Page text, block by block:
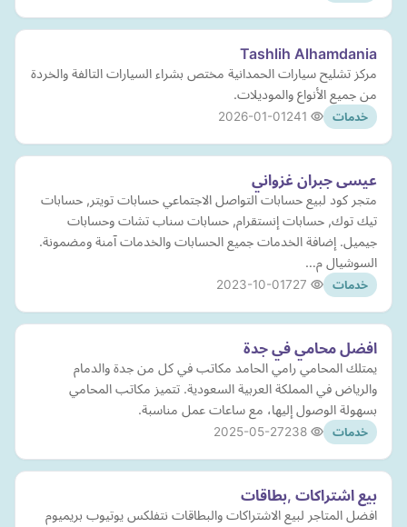
Tashlih Alhamdania
مركز تشليح سيارات الحمدانية مختص بشراء السيارات التالفة والخردة
من جميع الأنواع والموديلات.
خدمات 2026-01-01
عيسى جبران غزواني
متجر كود لبيع حسابات التواصل الاجتماعي حسابات تويتر, حسابات
تيك توك, حسابات إنستقرام, حسابات سناب تشات وحسابات
جيميل. إضافة الخدمات جميع الحسابات والخدمات آمنة ومضمونة.
السوشيال م…
خدمات 2023-10-01
افضل محامي في جدة
يمتلك المحامي رامي الحامد مكاتب في كل من جدة والدمام
والرياض في المملكة العربية السعودية. تتميز مكاتب المحامي
بسهولة الوصول إليها، مع ساعات عمل مناسبة.
خدمات 2025-05-27
بيع اشتراكات ,بطاقات
افضل المتاجر لبيع الاشتراكات والبطاقات نتفلكس يوتيوب بريميوم